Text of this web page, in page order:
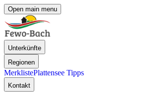
Open main menu
Unterkünfte
Regionen
MerklistePlattensee Tipps
Kontakt